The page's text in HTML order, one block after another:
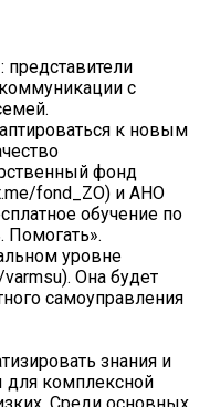
с
к новым
фонд
fond_ZO) и АНО
обучение по
Помогать».
уровне
Она будет
самоуправления
знания и
для комплексной